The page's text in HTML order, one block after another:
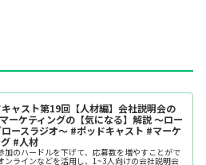
ャスト第19回【人材編】会社説明会の
ーケティングの【気になる】解説 ～ロー
ースラジオ～ #ポッドキャスト #マーケ
#人材
加のハードルを下げて、応募数を増やすことがで
ンラインなどを活用し、1~3人向けの会社説明会